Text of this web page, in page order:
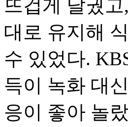
뜨겁게 달궜
대로 유지해
수 있었다.
득이 녹화 대
응이 좋아 놀